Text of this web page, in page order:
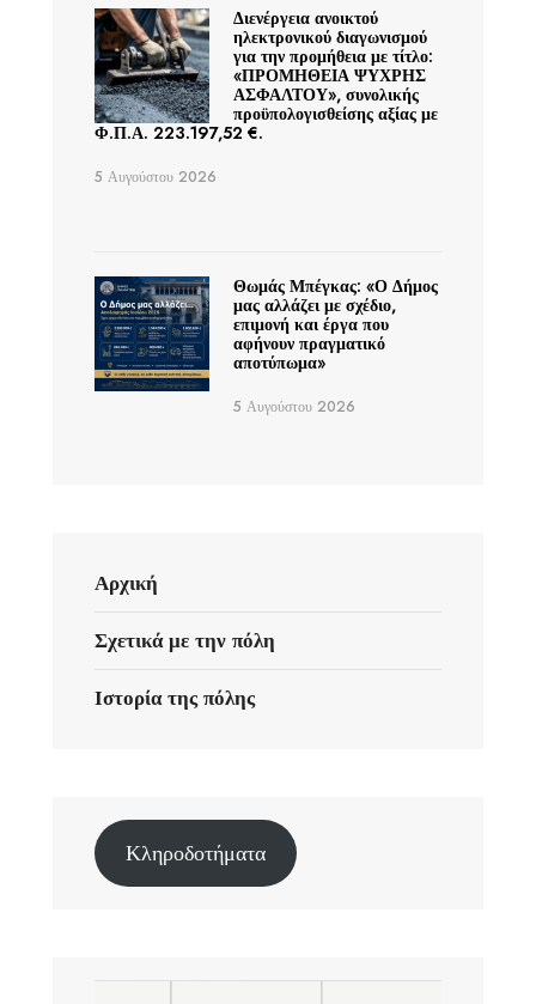
Διενέργεια ανοικτού
ηλεκτρονικού διαγωνισμού
για την προμήθεια με τίτλο:
«ΠΡΟΜΗΘΕΙΑ ΨΥΧΡΗΣ
ΑΣΦΑΛΤΟΥ», συνολικής
προϋπολογισθείσης αξίας με
Φ.Π.Α. 223.197,52 €.
5 Αυγούστου 2026
Θωμάς Μπέγκας: «Ο Δήμος
μας αλλάζει με σχέδιο,
επιμονή και έργα που
αφήνουν πραγματικό
αποτύπωμα»
5 Αυγούστου 2026
Αρχική
Σχετικά με την πόλη
Ιστορία της πόλης
Κληροδοτήματα